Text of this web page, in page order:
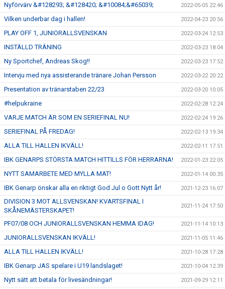
Nyförvärv &#128293; &#128420; &#10084;&#65039; 2022-05-05 22:46
Vilken underbar dag i hallen! 2022-04-23 20:56
PLAY OFF 1, JUNIORALLSVENSKAN 2022-03-24 12:53
INSTÄLLD TRÄNING 2022-03-23 18:04
Ny Sportchef, Andreas Skog!! 2022-03-23 17:52
Intervju med nya assisterande tränare Johan Persson 2022-03-22 20:22
Presentation av tränarstaben 22/23 2022-03-20 10:05
#helpukraine 2022-02-28 12:24
VARJE MATCH ÄR SOM EN SERIEFINAL NU! 2022-02-24 19:26
SERIEFINAL PÅ FREDAG! 2022-02-13 19:34
ALLA TILL HALLEN IKVÄLL! 2022-02-11 17:51
IBK GENARPS STÖRSTA MATCH HITTILLS FÖR HERRARNA! 2022-01-23 22:05
NYTT SAMARBETE MED MYLLA MAT! 2022-01-14 00:35
IBK Genarp önskar alla en riktigt God Jul o Gott Nytt år! 2021-12-23 16:07
DIVISION 3 MOT ALLSVENSKAN! KVARTSFINAL I
SKÅNEMÄSTERSKAPET!
2021-11-24 17:50
PF07/08 OCH JUNIORALLSVENSKAN HEMMA IDAG! 2021-11-14 10:13
JUNIORALLSVENSKAN IKVÄLL! 2021-11-05 11:46
ALLA TILL HALLEN IKVÄLL! 2021-10-28 17:28
IBK Genarp JAS spelare i U19 landslaget! 2021-10-04 12:39
Nytt sätt att betala för livesändningar! 2021-09-29 12:11